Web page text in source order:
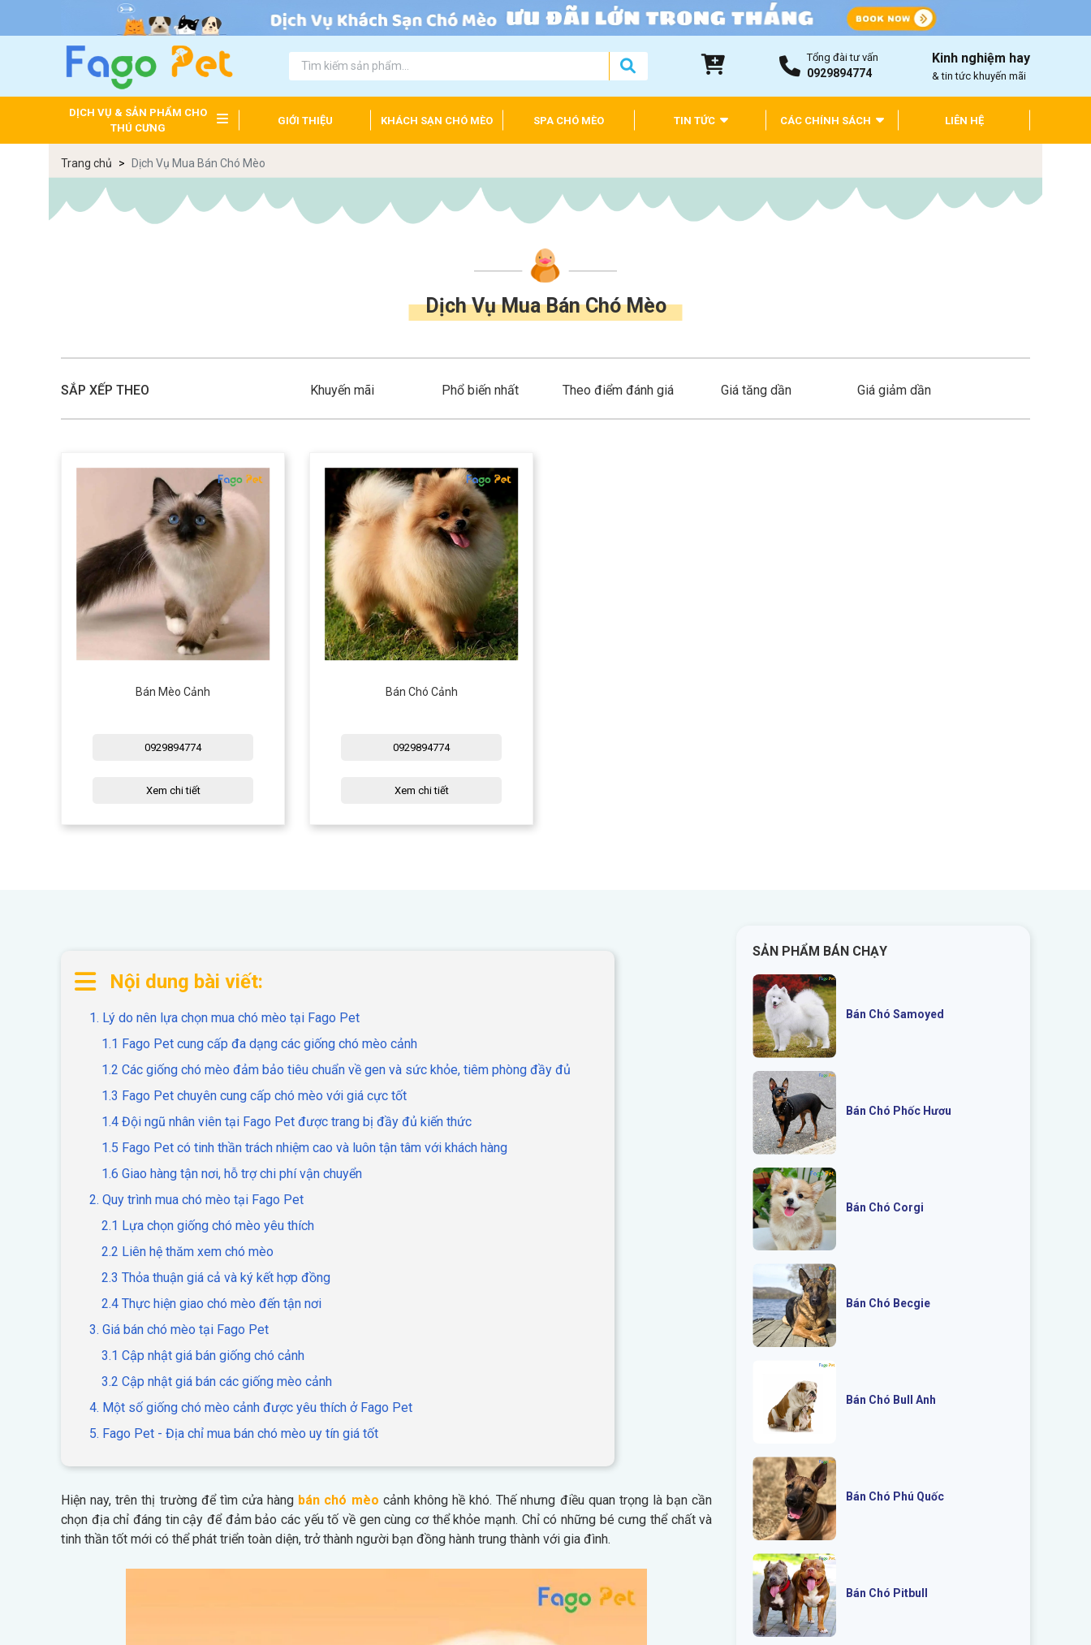
Tổng đài tư vấn
0929894774
Kinh nghiệm hay
& tin tức khuyến mãi
DỊCH VỤ & SẢN PHẨM CHO
THÚ CƯNG
GIỚI THIỆU KHÁCH SẠN CHÓ MÈO SPA CHÓ MÈO TIN TỨC CÁC CHÍNH SÁCH LIÊN HỆ
Trang chủ Dịch Vụ Mua Bán Chó Mèo
Dịch Vụ Mua Bán Chó Mèo
SẮP XẾP THEO Khuyến mãi Phổ biến nhất Theo điểm đánh giá Giá tăng dần Giá giảm dần
Bán Mèo Cảnh
0929894774
Xem chi tiết
Bán Chó Cảnh
0929894774
Xem chi tiết
Nội dung bài viết:
1. Lý do nên lựa chọn mua chó mèo tại Fago Pet
1.1 Fago Pet cung cấp đa dạng các giống chó mèo cảnh
1.2 Các giống chó mèo đảm bảo tiêu chuẩn về gen và sức khỏe, tiêm phòng đầy đủ
1.3 Fago Pet chuyên cung cấp chó mèo với giá cực tốt
1.4 Đội ngũ nhân viên tại Fago Pet được trang bị đầy đủ kiến thức
1.5 Fago Pet có tinh thần trách nhiệm cao và luôn tận tâm với khách hàng
1.6 Giao hàng tận nơi, hỗ trợ chi phí vận chuyển
2. Quy trình mua chó mèo tại Fago Pet
2.1 Lựa chọn giống chó mèo yêu thích
2.2 Liên hệ thăm xem chó mèo
2.3 Thỏa thuận giá cả và ký kết hợp đồng
2.4 Thực hiện giao chó mèo đến tận nơi
3. Giá bán chó mèo tại Fago Pet
3.1 Cập nhật giá bán giống chó cảnh
3.2 Cập nhật giá bán các giống mèo cảnh
4. Một số giống chó mèo cảnh được yêu thích ở Fago Pet
5. Fago Pet - Địa chỉ mua bán chó mèo uy tín giá tốt
Hiện nay, trên thị trường để tìm cửa hàng bán chó mèo cảnh không hề khó. Thế nhưng điều quan trọng là bạn cần
chọn địa chỉ đáng tin cậy để đảm bảo các yếu tố về gen cùng cơ thể khỏe mạnh. Chỉ có những bé cưng thể chất và
tinh thần tốt mới có thể phát triển toàn diện, trở thành người bạn đồng hành trung thành với gia đình.
SẢN PHẨM BÁN CHẠY
Bán Chó Samoyed
Bán Chó Phốc Hươu
Bán Chó Corgi
Bán Chó Becgie
Bán Chó Bull Anh
Bán Chó Phú Quốc
Bán Chó Pitbull